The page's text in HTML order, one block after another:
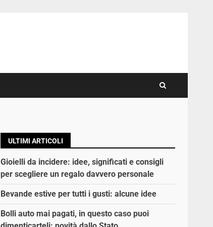
ULTIMI ARTICOLI
Gioielli da incidere: idee, significati e consigli
per scegliere un regalo davvero personale
Bevande estive per tutti i gusti: alcune idee
Bolli auto mai pagati, in questo caso puoi